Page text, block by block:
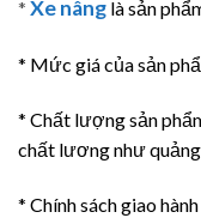
* Xe nâng là sản
* Mức giá của sản
* Chất lượng sản
chất lương như
* Chính sách giao